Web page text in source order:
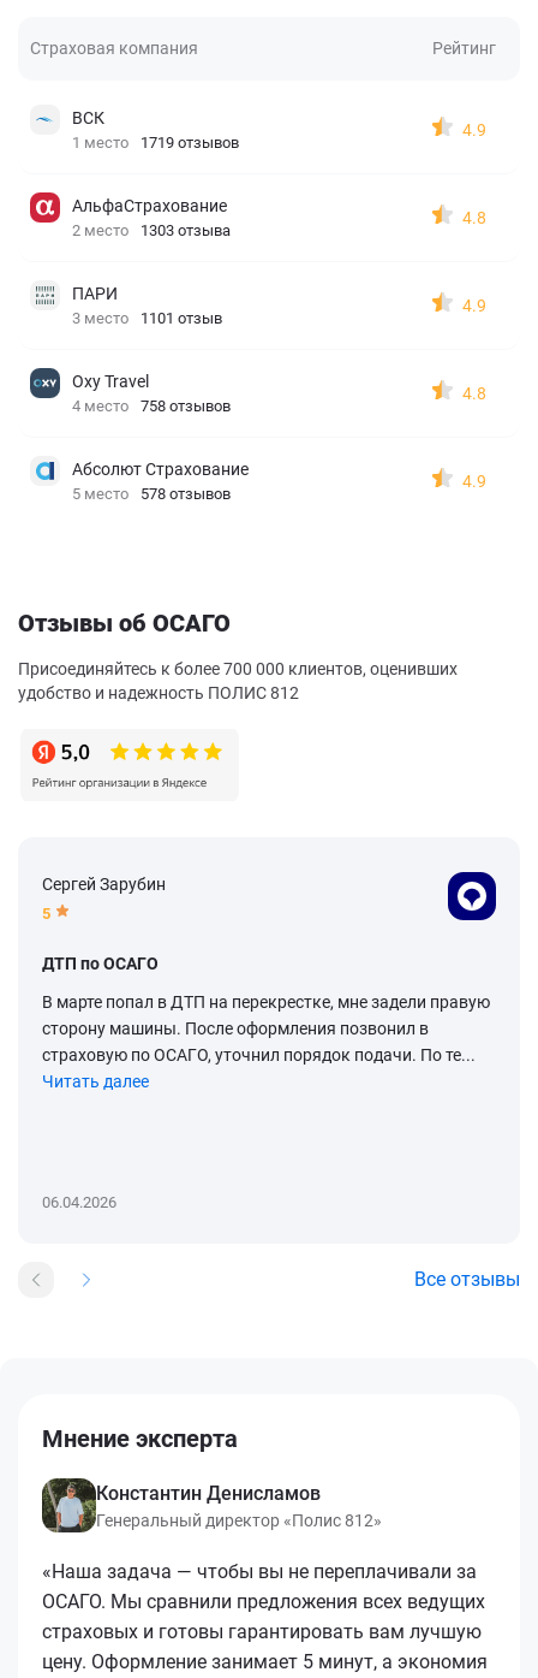
Страховая компания Рейтинг
ВСК
1 место 1719 отзывов
4.9
АльфаСтрахование
2 место 1303 отзыва
4.8
ПАРИ
3 место 1101 отзыв
4.9
Oxy Travel
4 место 758 отзывов
4.8
Абсолют Страхование
5 место 578 отзывов
4.9
Отзывы об ОСАГО
Присоединяйтесь к более 700 000 клиентов, оценивших
удобство и надежность ПОЛИС 812
Сергей Зарубин
5
ДТП по ОСАГО
В марте попал в ДТП на перекрестке, мне задели правую
сторону машины. После оформления позвонил в
страховую по ОСАГО, уточнил порядок подачи. По те...
Читать далее
06.04.2026
Все отзывы
Мнение эксперта
Константин Денисламов
Генеральный директор «Полис 812»
«Наша задача — чтобы вы не переплачивали за
ОСАГО. Мы сравнили предложения всех ведущих
страховых и готовы гарантировать вам лучшую
цену. Оформление занимает 5 минут, а экономия